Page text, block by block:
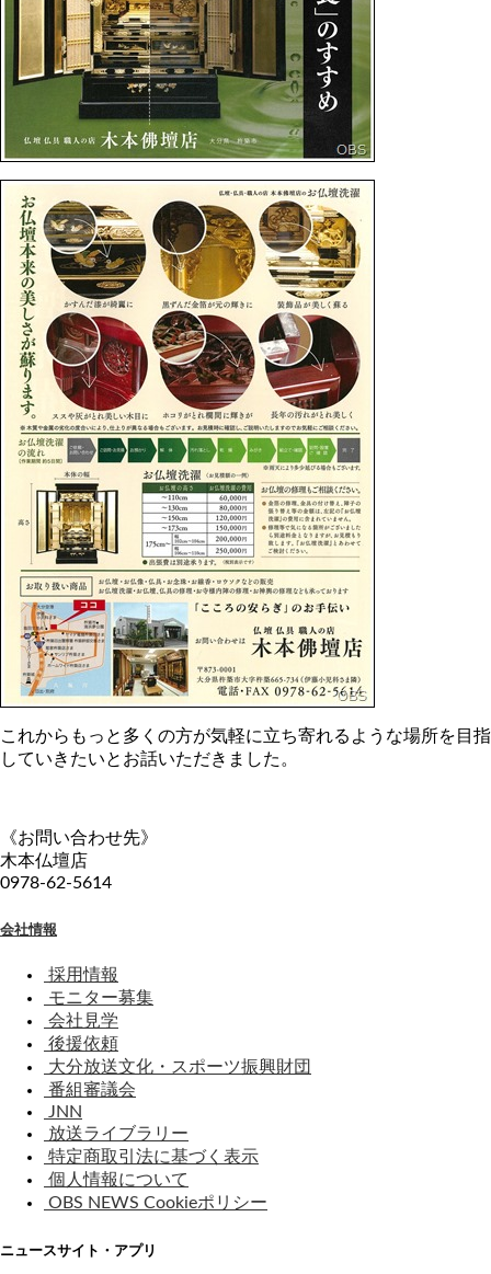
これからもっと多くの方が気軽に立ち寄れるような場所を目指
していきたいとお話いただきました。
《お問い合わせ先》
木本仏壇店
0978-62-5614
会社情報
採用情報
モニター募集
会社見学
後援依頼
大分放送文化・スポーツ振興財団
番組審議会
JNN
放送ライブラリー
特定商取引法に基づく表示
個人情報について
OBS NEWS Cookieポリシー
ニュースサイト・アプリ